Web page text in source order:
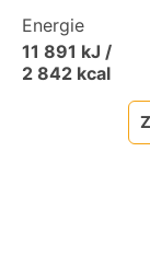
Energie
11 891 kJ /
2 842 kcal